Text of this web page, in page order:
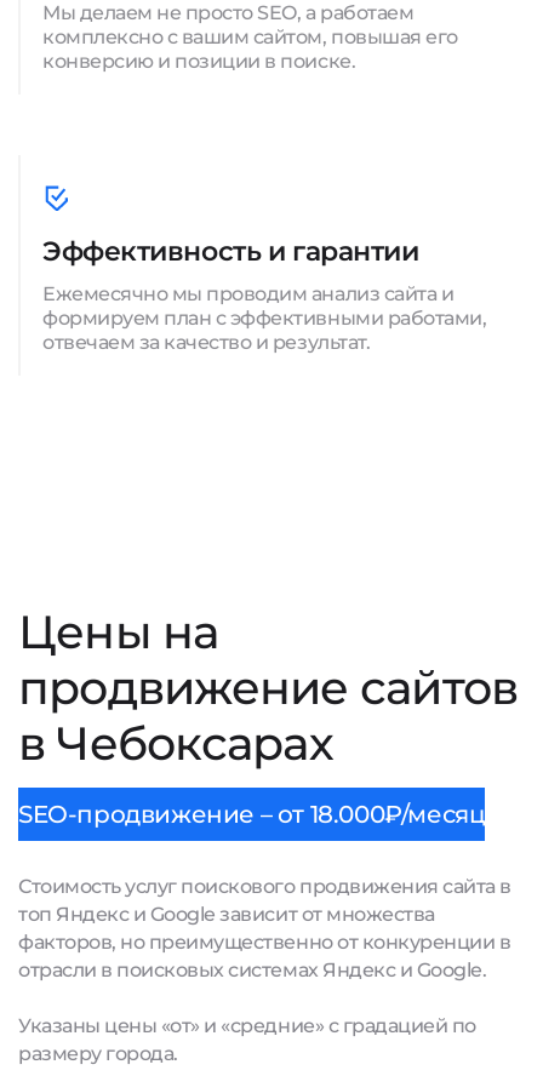
Мы делаем не просто SEO, а работаем
комплексно с вашим сайтом, повышая его
конверсию и позиции в поиске.
Эффективность и гарантии
Ежемесячно мы проводим анализ сайта и
формируем план с эффективными работами,
отвечаем за качество и результат.
Цены на
продвижение сайтов
в Чебоксарах
SEO-продвижение – от 18.000₽/месяц
Стоимость услуг поискового продвижения сайта в
топ Яндекс и Google зависит от множества
факторов, но преимущественно от конкуренции в
отрасли в поисковых системах Яндекс и Google.
Указаны цены «от» и «средние» с градацией по
размеру города.